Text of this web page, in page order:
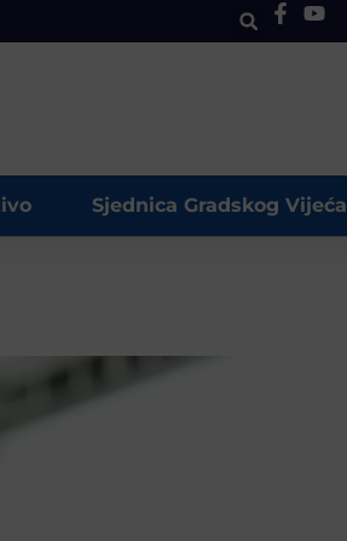
Sjednica Gradskog Vijeća